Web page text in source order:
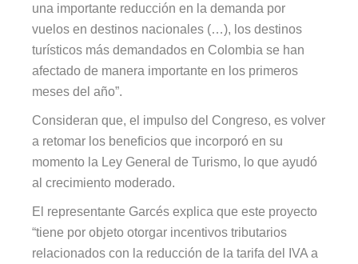
una importante reducción en la demanda por
vuelos en destinos nacionales (…), los destinos
turísticos más demandados en Colombia se han
afectado de manera importante en los primeros
meses del año”.
Consideran que, el impulso del Congreso, es volver
a retomar los beneficios que incorporó en su
momento la Ley General de Turismo, lo que ayudó
al crecimiento moderado.
El representante Garcés explica que este proyecto
“tiene por objeto otorgar incentivos tributarios
relacionados con la reducción de la tarifa del IVA a